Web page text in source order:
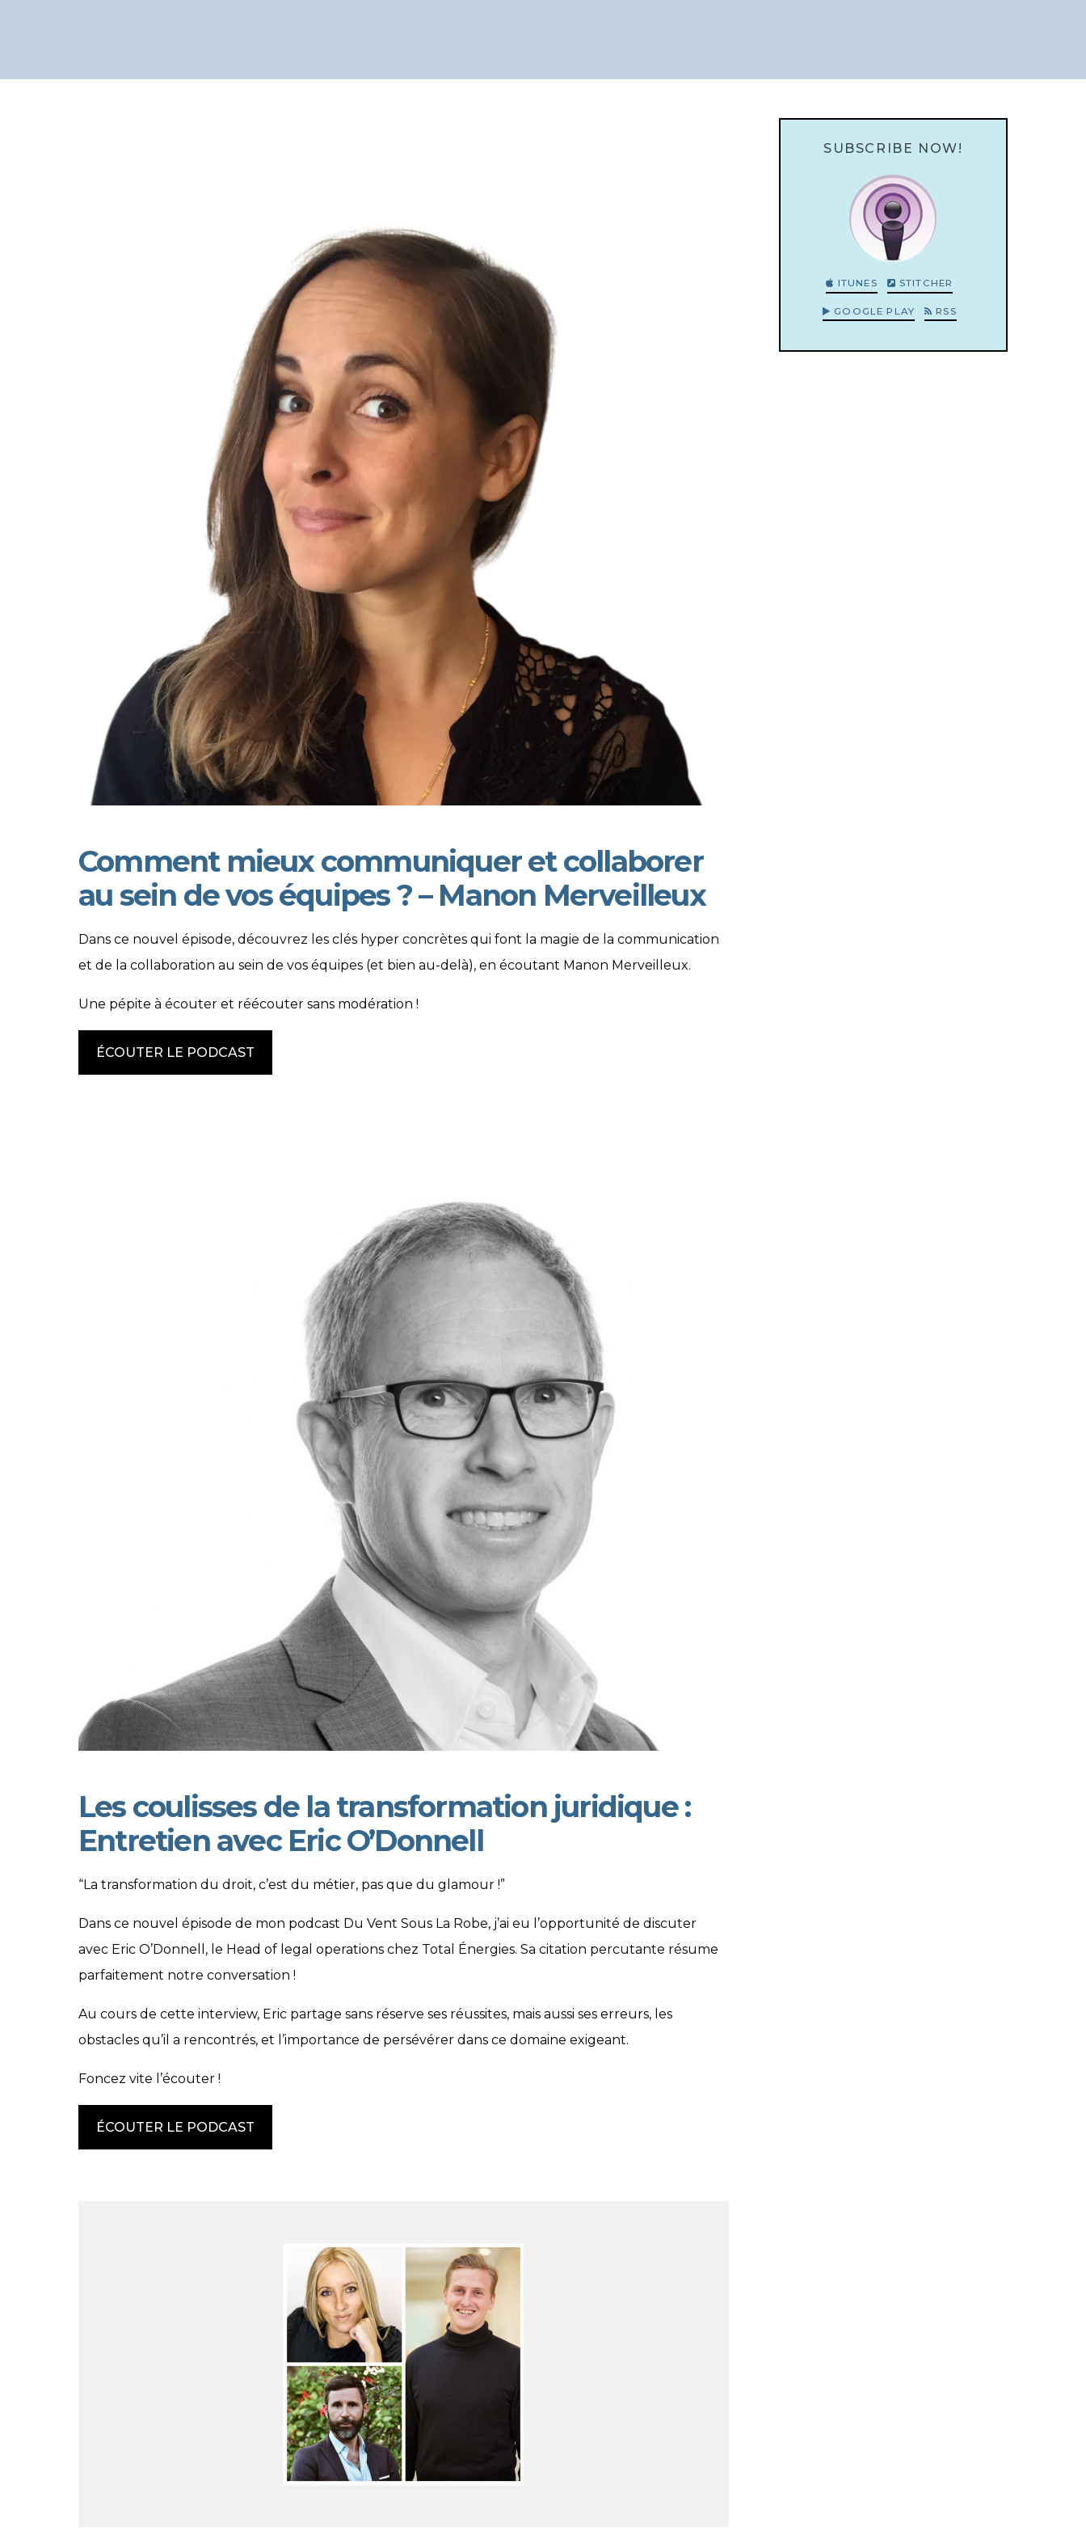
Comment mieux communiquer et collaborer
au sein de vos équipes ? – Manon Merveilleux
Tagged
Dans ce nouvel épisode, découvrez les clés hyper concrètes qui font la magie de la communication
et de la collaboration au sein de vos équipes (et bien au-delà), en écoutant Manon Merveilleux.
Une pépite à écouter et réécouter sans modération !
ÉCOUTER LE PODCAST
Les coulisses de la transformation juridique :
Entretien avec Eric O’Donnell
Tagged
“La transformation du droit, c’est du métier, pas que du glamour !”
Dans ce nouvel épisode de mon podcast Du Vent Sous La Robe, j’ai eu l’opportunité de discuter
avec Eric O’Donnell, le Head of legal operations chez Total Énergies. Sa citation percutante résume
parfaitement notre conversation !
Au cours de cette interview, Eric partage sans réserve ses réussites, mais aussi ses erreurs, les
obstacles qu’il a rencontrés, et l’importance de persévérer dans ce domaine exigeant.
Foncez vite l’écouter !
ÉCOUTER LE PODCAST
SUBSCRIBE NOW!
ITUNES STITCHER
GOOGLE PLAY RSS